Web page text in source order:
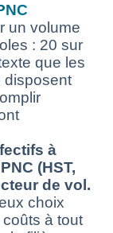
un volume
: 20 sur
que les
disposent
à
(HST,
de vol.
choix
à tout